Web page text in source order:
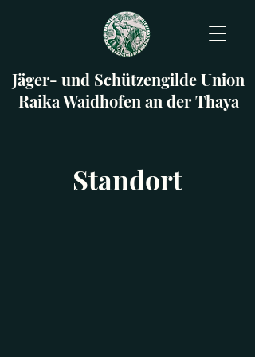
Jäger- und Schützengilde Union
Raika Waidhofen an der Thaya
Standort